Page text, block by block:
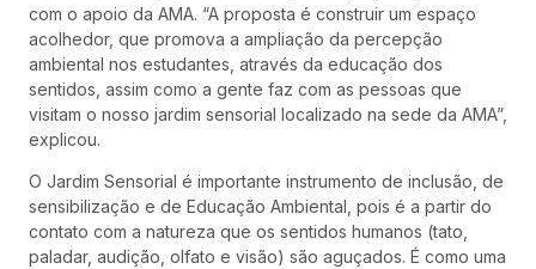
com o apoio da AMA. “A proposta é construir um espaço
acolhedor, que promova a ampliação da percepção
ambiental nos estudantes, através da educação dos
sentidos, assim como a gente faz com as pessoas que
visitam o nosso jardim sensorial localizado na sede da AMA”,
explicou.
O Jardim Sensorial é importante instrumento de inclusão, de
sensibilização e de Educação Ambiental, pois é a partir do
contato com a natureza que os sentidos humanos (tato,
paladar, audição, olfato e visão) são aguçados. É como uma